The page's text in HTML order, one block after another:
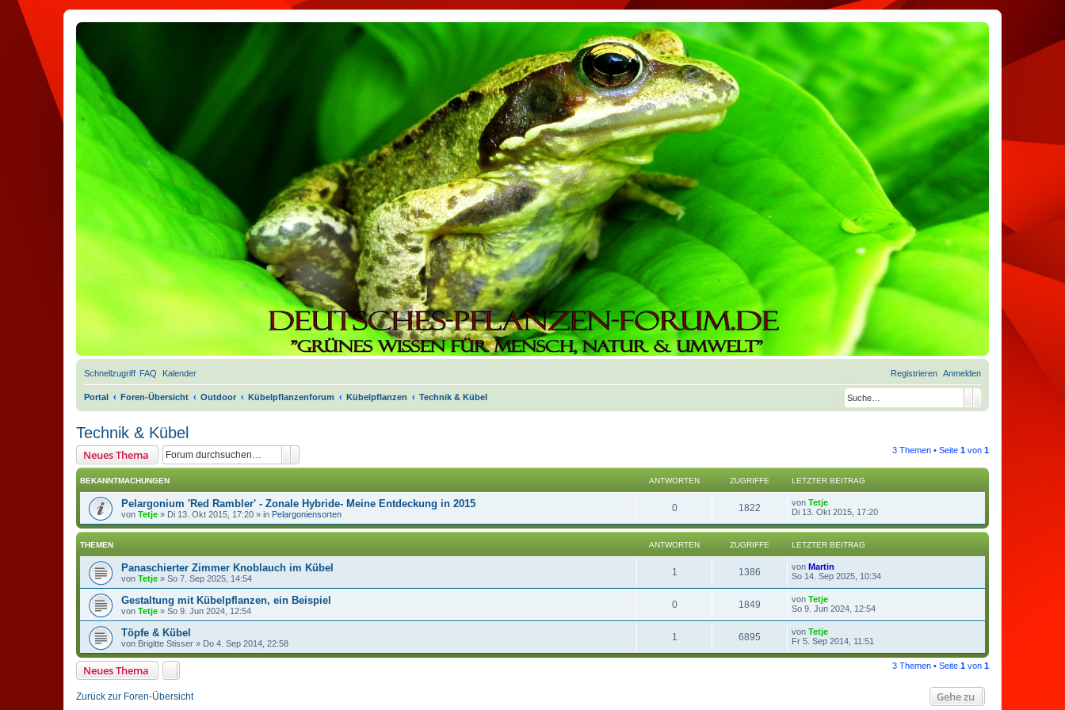
Schnellzugriff FAQ Kalender Anmelden
Registrieren
Portal Foren-Übersicht Outdoor Kübelpflanzenforum Kübelpflanzen Technik & Kübel
Technik & Kübel
Neues Thema 3 Themen • Seite 1 von 1
BEKANNTMACHUNGEN ANTWORTEN ZUGRIFFE LETZTER BEITRAG
Pelargonium 'Red Rambler' - Zonale Hybride- Meine Entdeckung in 2015
von Tetje » Di 13. Okt 2015, 17:20 » in Pelargoniensorten
0 1822 von Tetje
Di 13. Okt 2015, 17:20
THEMEN ANTWORTEN ZUGRIFFE LETZTER BEITRAG
Panaschierter Zimmer Knoblauch im Kübel
von Tetje » So 7. Sep 2025, 14:54
1 1386 von Martin
So 14. Sep 2025, 10:34
Gestaltung mit Kübelpflanzen, ein Beispiel
von Tetje » So 9. Jun 2024, 12:54
0 1849 von Tetje
So 9. Jun 2024, 12:54
Töpfe & Kübel
von Brigitte Stisser » Do 4. Sep 2014, 22:58
1 6895 von Tetje
Fr 5. Sep 2014, 11:51
Neues Thema 3 Themen • Seite 1 von 1
Zurück zur Foren-Übersicht Gehe zu